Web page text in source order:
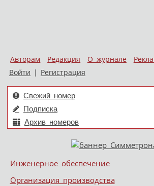
Авторам Редакция О журнале
Войти | Регистрация
Свежий номер
Подписка
Архив номеров
Меню
Skip to content
Инженерное обеспечение
Организация производства